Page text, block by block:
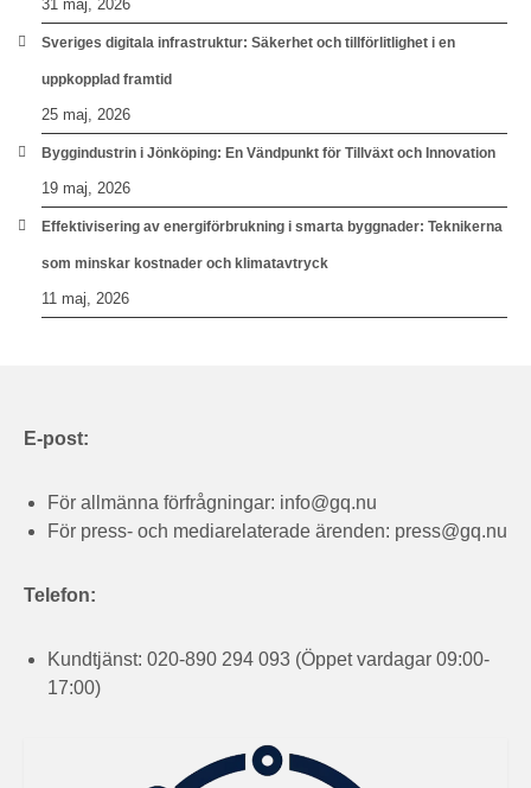
31 maj, 2026
Sveriges digitala infrastruktur: Säkerhet och tillförlitlighet i en
uppkopplad framtid
25 maj, 2026
Byggindustrin i Jönköping: En Vändpunkt för Tillväxt och Innovation
19 maj, 2026
Effektivisering av energiförbrukning i smarta byggnader: Teknikerna
som minskar kostnader och klimatavtryck
11 maj, 2026
E-post:
För allmänna förfrågningar: info@gq.nu
För press- och mediarelaterade ärenden: press@gq.nu
Telefon:
Kundtjänst: 020-890 294 093 (Öppet vardagar 09:00-
17:00)